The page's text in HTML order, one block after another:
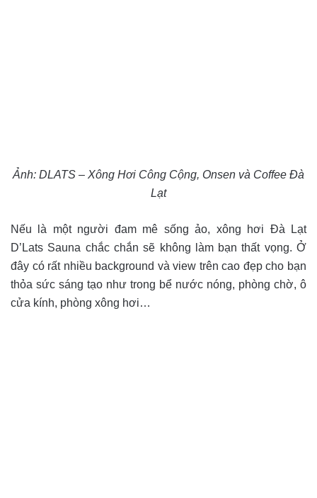
Ảnh: DLATS – Xông Hơi Công Cộng, Onsen và Coffee Đà
Lạt
Nếu là một người đam mê sống ảo, xông hơi Đà Lạt
D’Lats Sauna chắc chắn sẽ không làm bạn thất vọng. Ở
đây có rất nhiều background và view trên cao đẹp cho bạn
thỏa sức sáng tạo như trong bể nước nóng, phòng chờ, ô
cửa kính, phòng xông hơi…